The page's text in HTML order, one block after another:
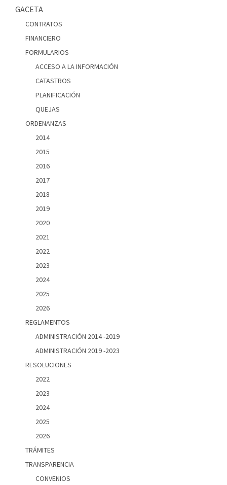
GACETA
CONTRATOS
FINANCIERO
FORMULARIOS
ACCESO A LA INFORMACIÓN
CATASTROS
PLANIFICACIÓN
QUEJAS
ORDENANZAS
2014
2015
2016
2017
2018
2019
2020
2021
2022
2023
2024
2025
2026
REGLAMENTOS
ADMINISTRACIÓN 2014 -2019
ADMINISTRACIÓN 2019 -2023
RESOLUCIONES
2022
2023
2024
2025
2026
TRÁMITES
TRANSPARENCIA
CONVENIOS